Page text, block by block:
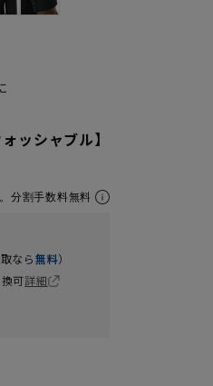
ッシャブル】
分割手数料無料
なら無料）
可詳細